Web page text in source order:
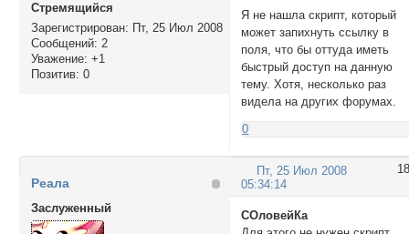
Стремящийся
Зарегистрирован: Пт, 25 Июл 2008
Сообщений: 2
Уважение: +1
Позитив: 0
Я не нашла скрипт, который
может запихнуть ссылку в
поля, что бы оттуда иметь
быстрый доступ на данную
тему. Хотя, несколько раз
видела на других форумах.
0
18
Пт, 25 Июл 2008
05:34:14
Реала
Заслуженный
СОловейКа